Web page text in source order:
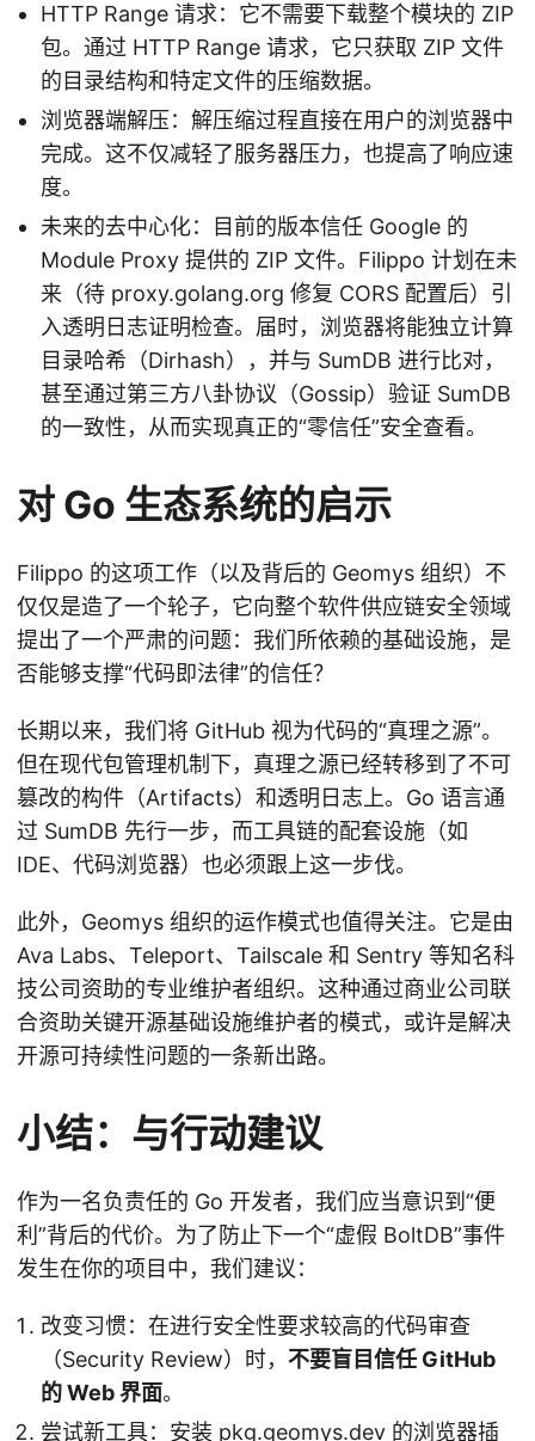
HTTP Range 请求：它不需要下载整个模块的 ZIP
包。通过 HTTP Range 请求，它只获取 ZIP 文件
的目录结构和特定文件的压缩数据。
浏览器端解压：解压缩过程直接在用户的浏览器中
完成。这不仅减轻了服务器压力，也提高了响应速
度。
未来的去中心化：目前的版本信任 Google 的
Module Proxy 提供的 ZIP 文件。Filippo 计划在未
来（待 proxy.golang.org 修复 CORS 配置后）引
入透明日志证明检查。届时，浏览器将能独立计算
目录哈希（Dirhash），并与 SumDB 进行比对，
甚至通过第三方八卦协议（Gossip）验证 SumDB
的一致性，从而实现真正的“零信任”安全查看。
对 Go 生态系统的启示
Filippo 的这项工作（以及背后的 Geomys 组织）不
仅仅是造了一个轮子，它向整个软件供应链安全领域
提出了一个严肃的问题：我们所依赖的基础设施，是
否能够支撑“代码即法律”的信任？
长期以来，我们将 GitHub 视为代码的“真理之源”。
但在现代包管理机制下，真理之源已经转移到了不可
篡改的构件（Artifacts）和透明日志上。Go 语言通
过 SumDB 先行一步，而工具链的配套设施（如
IDE、代码浏览器）也必须跟上这一步伐。
此外，Geomys 组织的运作模式也值得关注。它是由
Ava Labs、Teleport、Tailscale 和 Sentry 等知名科
技公司资助的专业维护者组织。这种通过商业公司联
合资助关键开源基础设施维护者的模式，或许是解决
开源可持续性问题的一条新出路。
小结：与行动建议
作为一名负责任的 Go 开发者，我们应当意识到“便
利”背后的代价。为了防止下一个“虚假 BoltDB”事件
发生在你的项目中，我们建议：
改变习惯：在进行安全性要求较高的代码审查
（Security Review）时， 不要盲目信任 GitHub
的 Web 界面。
尝试新工具：安装 pkg.geomys.dev 的浏览器插